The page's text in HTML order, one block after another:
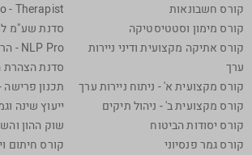
קורס חשבונאות
קורס מימון וסטטיסטיקה
קורס אתיקה מקצועית ודיני ניירות
ערך
קורס מקצועית א' - ניתוח ניירות ערך
קורס מקצועית ב' - ניהול תיקים
קורס יסודות הביטוח
קורס גמר פנסיוני
- Therapist
סדנת שע"מ
NLP Pro - הרצאות בונוס
סדנת הצהרת
תכנון פרישה
ייעוץ שינה
שוק ההון
קורס חיתום